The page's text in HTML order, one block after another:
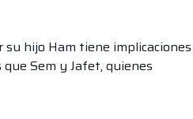
hijo Ham tiene implicaciones
Sem y Jafet, quienes